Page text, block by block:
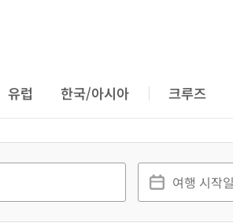
유럽 한국/아시아 크루즈